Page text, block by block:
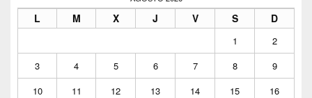
L M X J V S D
1
2
3
4 5 6 7 8
9
10
11 12 13 14 15 16